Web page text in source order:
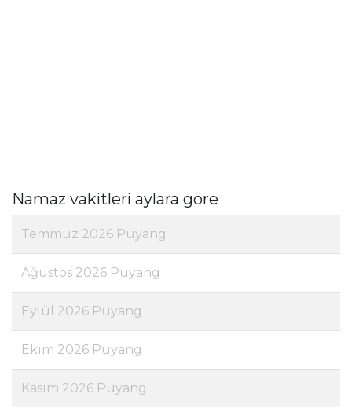
Namaz vakitleri aylara göre
Temmuz 2026 Puyang
Ağustos 2026 Puyang
Eylül 2026 Puyang
Ekim 2026 Puyang
Kasım 2026 Puyang